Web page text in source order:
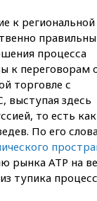
к региональной
процесса
к переговорам
торговле с
здесь
то есть как
По его
рынка АТР на
тупика